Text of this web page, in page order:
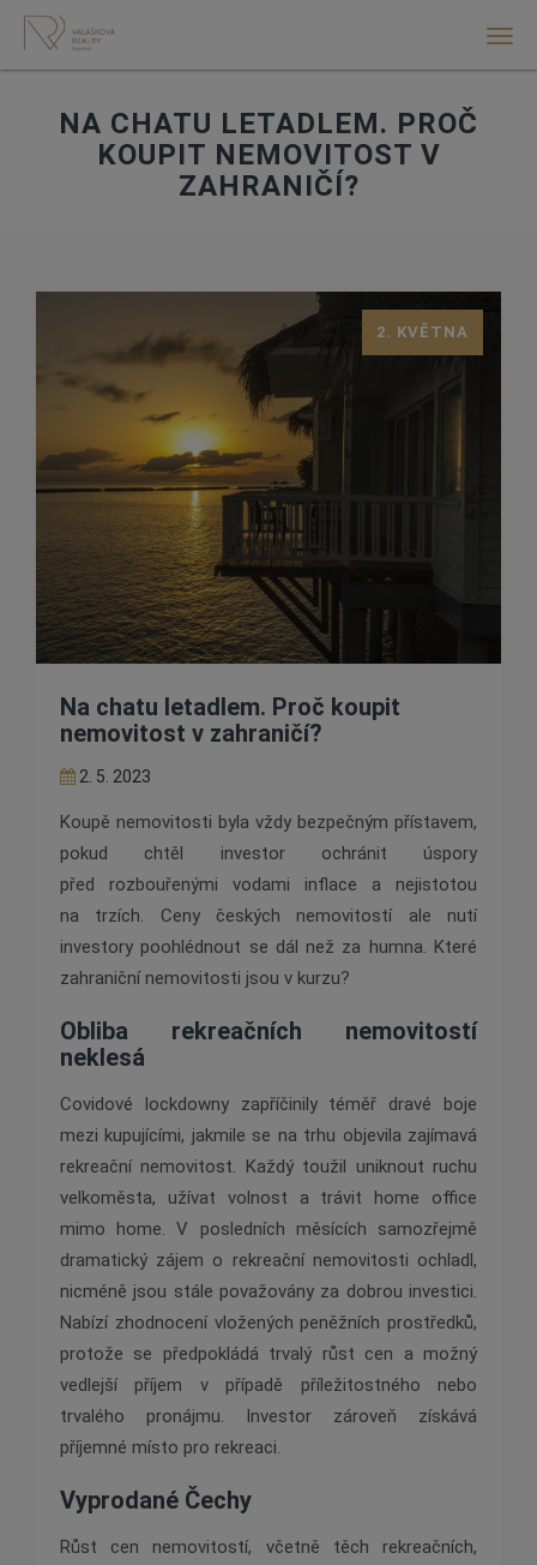
NA CHATU LETADLEM. PROČ
KOUPIT NEMOVITOST V
ZAHRANIČÍ?
Na chatu letadlem. Proč koupit
nemovitost v zahraničí?
2. 5. 2023
2. KVĚTNA
Koupě nemovitosti byla vždy bezpečným přístavem,
pokud chtěl investor ochránit úspory
před rozbouřenými vodami inflace a nejistotou
na trzích. Ceny českých nemovitostí ale nutí
investory poohlédnout se dál než za humna. Které
zahraniční nemovitosti jsou v kurzu?
Obliba rekreačních nemovitostí
neklesá
Covidové lockdowny zapříčinily téměř dravé boje
mezi kupujícími, jakmile se na trhu objevila zajímavá
rekreační nemovitost. Každý toužil uniknout ruchu
velkoměsta, užívat volnost a trávit home office
mimo home. V posledních měsících samozřejmě
dramatický zájem o rekreační nemovitosti ochladl,
nicméně jsou stále považovány za dobrou investici.
Nabízí zhodnocení vložených peněžních prostředků,
protože se předpokládá trvalý růst cen a možný
vedlejší příjem v případě příležitostného nebo
trvalého pronájmu. Investor zároveň získává
příjemné místo pro rekreaci.
Vyprodané Čechy
Růst cen nemovitostí, včetně těch rekreačních,